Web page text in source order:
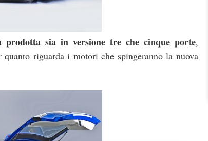
prodotta sia in versione tre che cinque porte,
riguarda i motori che spingeranno la nuova